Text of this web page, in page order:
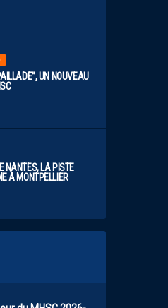
UN NOUVEAU
NANTES, LA PISTE
À MONTPELLIER